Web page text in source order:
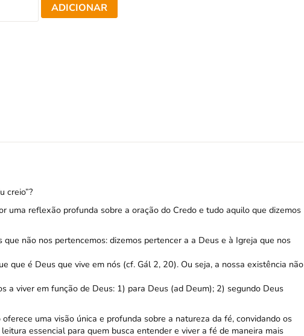
ADICIONAR
creio”?
uma reflexão profunda sobre a oração do Credo e tudo aquilo que dizemos
que não nos pertencemos: dizemos pertencer a a Deus e à Igreja que nos
que é Deus que vive em nós (cf. Gál 2, 20). Ou seja, a nossa existência não
a viver em função de Deus: 1) para Deus (ad Deum); 2) segundo Deus
uma visão única e profunda sobre a natureza da fé, convidando os
essencial para quem busca entender e viver a fé de maneira mais